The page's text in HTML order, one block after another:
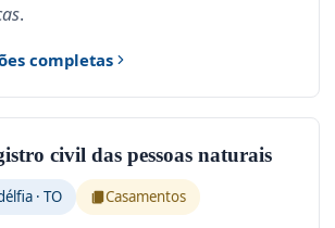
.
completas
civil das pessoas naturais
· TO Casamentos